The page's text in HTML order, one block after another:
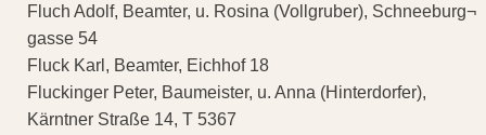
Fluch Adolf, Beamter, u. Rosina (Vollgruber), Schneeburg¬
gasse 54
Fluck Karl, Beamter, Eichhof 18
Fluckinger Peter, Baumeister, u. Anna (Hinterdorfer),
Kärntner Straße 14, T 5367